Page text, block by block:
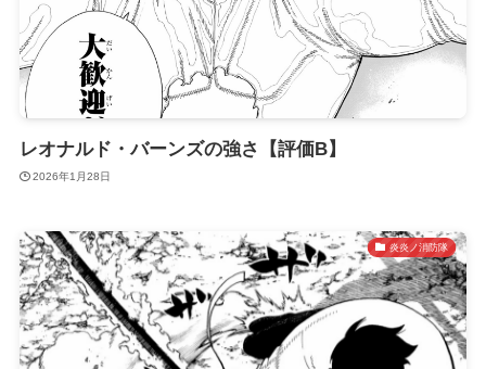
レオナルド・バーンズの強さ【評価B】
2026年1月28日
炎炎ノ消防隊